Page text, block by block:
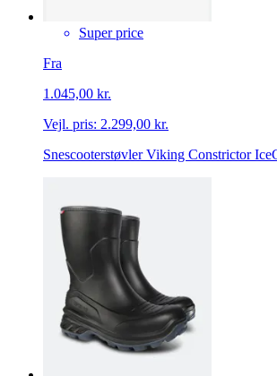
Super price
Fra
1.045,00 kr.
Vejl. pris: 2.299,00 kr.
Snescooterstøvler Viking Constrictor